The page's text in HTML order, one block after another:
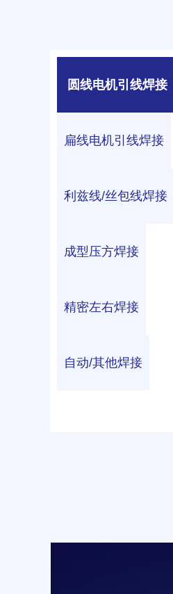
圆线电机引线焊接
扁线电机引线焊接
利兹线/丝包线焊接
成型压方焊接
精密左右焊接
自动/其他焊接